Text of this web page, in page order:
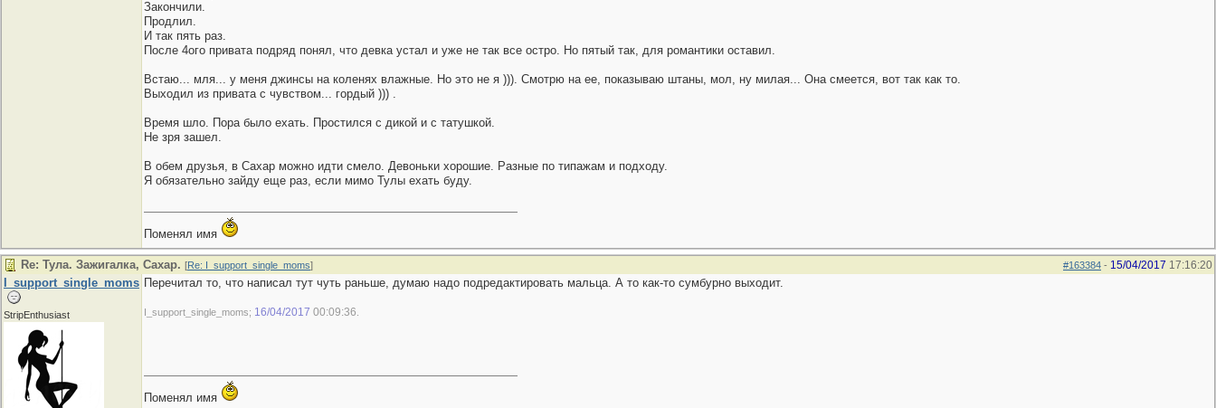
Закончили.
Продлил.
И так пять раз.
После 4ого привата подряд понял, что девка устал и уже не так все остро. Но пятый так, для романтики оставил.
Встаю... мля... у меня джинсы на коленях влажные. Но это не я ))). Смотрю на ее, показываю штаны, мол, ну милая... Она смеется, вот так как то.
Выходил из привата с чувством... гордый ))) .
Время шло. Пора было ехать. Простился с дикой и с татушкой.
Не зря зашел.
В обем друзья, в Сахар можно идти смело. Девоньки хорошие. Разные по типажам и подходу.
Я обязательно зайду еще раз, если мимо Тулы ехать буду.
Поменял имя
#163384 - 15/04/2017 17:16:20
Re: Тула. Зажигалка, Сахар. [Re: I_support_single_moms]
I_support_single_moms
StripEnthusiast
Перечитал то, что написал тут чуть раньше, думаю надо подредактировать мальца. А то как-то сумбурно выходит.
I_support_single_moms; 16/04/2017 00:09:36
Поменял имя